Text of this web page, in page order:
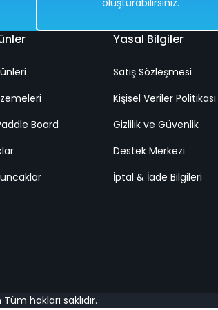
| 2.4 Ghz Şarjlı | Işıklı Buhar Atan |
oluşturabilirsiniz.
Board
Yasal Bilgiler
Satış Sözleşmesi
Kişisel Veriler Politikası
Gizlilik ve Güvenlik
Destek Merkezi
İptal & İade Bilgileri
hakları saklıdır.